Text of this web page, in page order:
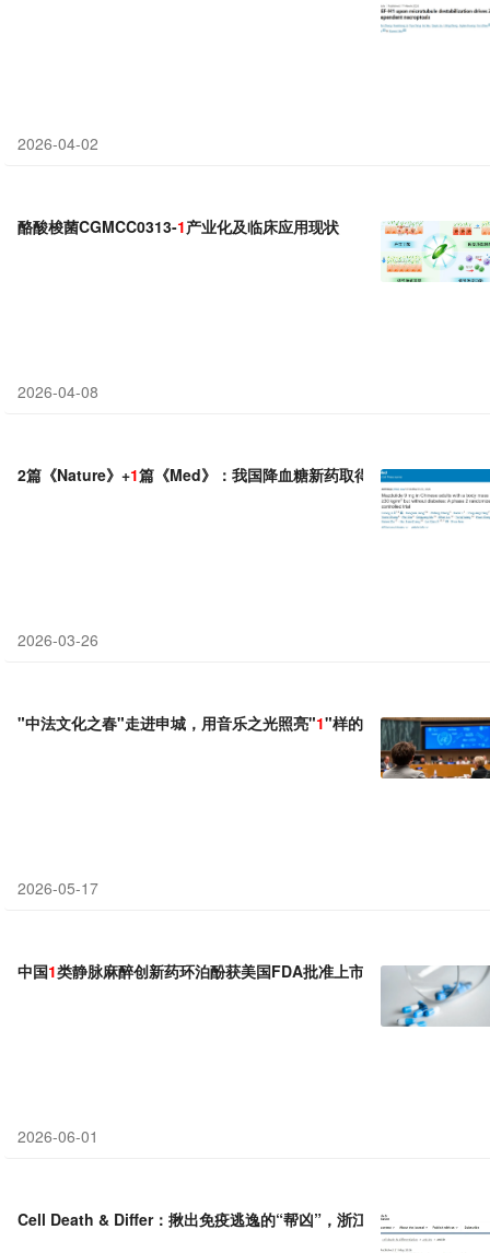
2026-04-02
酪酸梭菌CGMCC0313-1产业化及临床应用现状
2026-04-08
2篇《Nature》+1篇《Med》：我国降血糖新药取得重大进展
2026-03-26
"中法文化之春"走进申城，用音乐之光照亮"1"样的童年
2026-05-17
中国1类静脉麻醉创新药环泊酚获美国FDA批准上市
2026-06-01
Cell Death & Differ：揪出免疫逃逸的“帮凶”，浙江大学郑一春等团